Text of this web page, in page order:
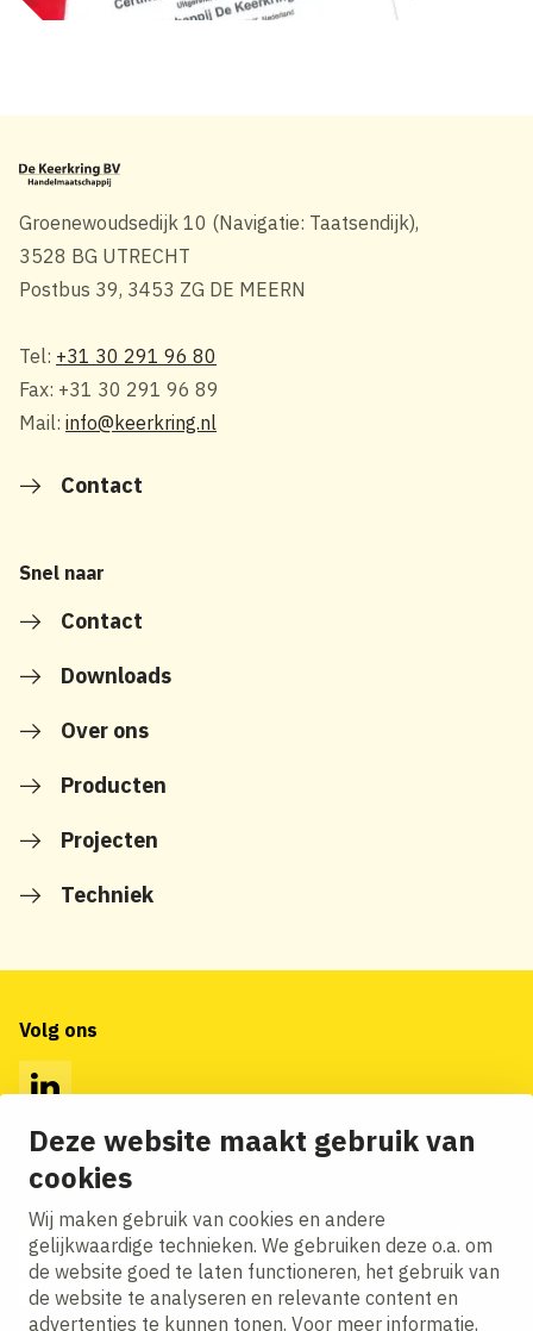
Deze website maakt gebruik van
cookies
Wij maken gebruik van cookies en andere
gelijkwaardige technieken. We gebruiken deze o.a. om
de website goed te laten functioneren, het gebruik van
de website te analyseren en relevante content en
advertenties te kunnen tonen. Voor meer informatie,
Groenewoudsedijk 10 (Navigatie: Taatsendijk),
3528 BG UTRECHT
Postbus 39, 3453 ZG DE MEERN
Tel: +31 30 291 96 80
Fax: +31 30 291 96 89
Mail:info@keerkring.nl
Contact
Snel naar
Contact
Downloads
Over ons
Producten
Projecten
Techniek
Volg ons
Op de hoogte blijven van het laatste nieuws?
E-mailadres
Ik ga akkoord met hetprivacy statement.